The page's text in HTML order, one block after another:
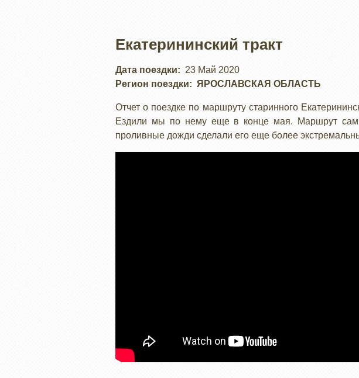
Екатерининский тракт
Дата поездки
23 Май 2020
Регион поездки
ЯРОСЛАВСКАЯ ОБЛАСТЬ
Отчет о поездке по маршруту старинного
Ездили мы по нему еще в конце мая. Маршрут сам
проливные дожди сделали его еще более